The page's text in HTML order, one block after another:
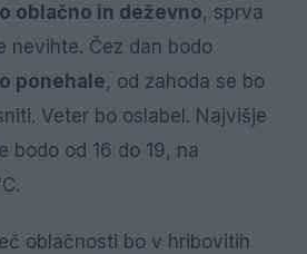
oblačno in deževno, sprva
nevihte. Čez dan bodo
ponehale, od zahoda se bo
Veter bo oslabel. Najvišje
bodo od 16 do 19, na
oblačnosti bo v hribovitih